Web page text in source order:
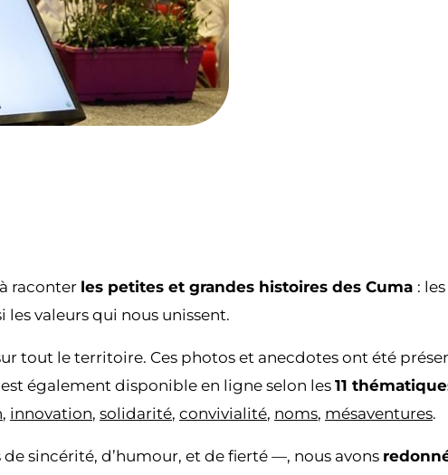
raconter les petites et grandes histoires des Cuma :
valeurs qui nous unissent.
tout le territoire. Ces photos et anecdotes ont été
également disponible en ligne selon les 11
, innovation, solidarité, convivialité, noms, mésaventures.
sincérité, d’humour, et de fierté —, nous avons